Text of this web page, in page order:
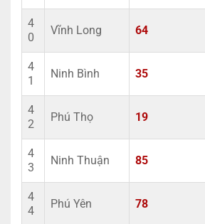
4
0
Vĩnh Long 64
4
1
Ninh Bình 35
4
2
Phú Thọ 19
4
3
Ninh Thuận 85
4
4
Phú Yên 78